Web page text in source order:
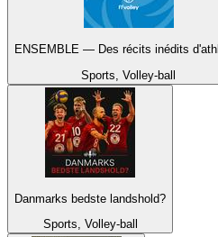
ENSEMBLE — Des récits inédits
Sports, Volley-ball
Danmarks bedste landshold?
Sports, Volley-ball